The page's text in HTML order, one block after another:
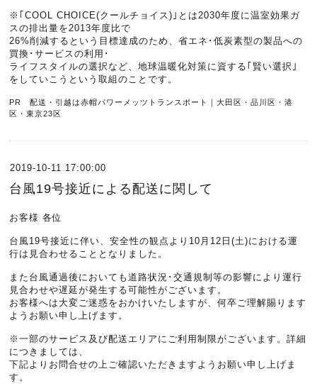
※｢COOL CHOICE(クールチョイス)｣とは2030年度に温室効果ガ
スの排出量を2013年度比で
26%削減するという目標達成のため、省エネ･低炭素型の製品への
買換･サービスの利用･
ライフスタイルの選択など、地球温暖化対策に資する｢賢い選択｣
をしていこうという取組のことです。
PR 配送・引越は赤帽パワーメッツトランスポート｜大田区・品川区・港
区・東京23区
2019-10-11 17:00:00
台風19号接近による配送に関して
お客様 各位
台風19号接近に伴い、安全性の観点より10月12日(土)における運
行は見合わせることとなりました。
また台風通過後においても道路状況･交通規制等の影響により運行
見合わせや遅延が発生する可能性がございます。
お客様へは大変ご迷惑をおかけいたしますが、何卒ご理解賜ります
ようお願い申し上げます。
※一部のサービス及び配送エリアにご利用制限がございます。詳細
につきましては、
下記よりお問合せの上ご確認いただきますようお願い申し上げま
す。